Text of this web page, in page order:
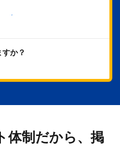
始める
か？
体制だから、掲